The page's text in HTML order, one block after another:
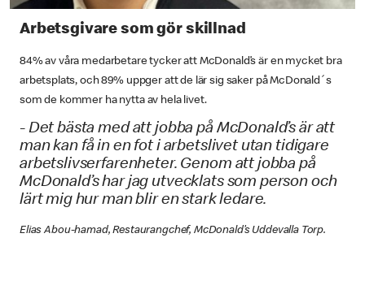
Arbetsgivare som gör skillnad
84% av våra medarbetare tycker att McDonald’s är en mycket bra
arbetsplats, och 89% uppger att de lär sig saker på McDonald´s
som de kommer ha nytta av hela livet.
- Det bästa med att jobba på McDonald’s är att
man kan få in en fot i arbetslivet utan tidigare
arbetslivserfarenheter. Genom att jobba på
McDonald’s har jag utvecklats som person och
lärt mig hur man blir en stark ledare.
Elias Abou-hamad, Restaurangchef, McDonald’s Uddevalla Torp.